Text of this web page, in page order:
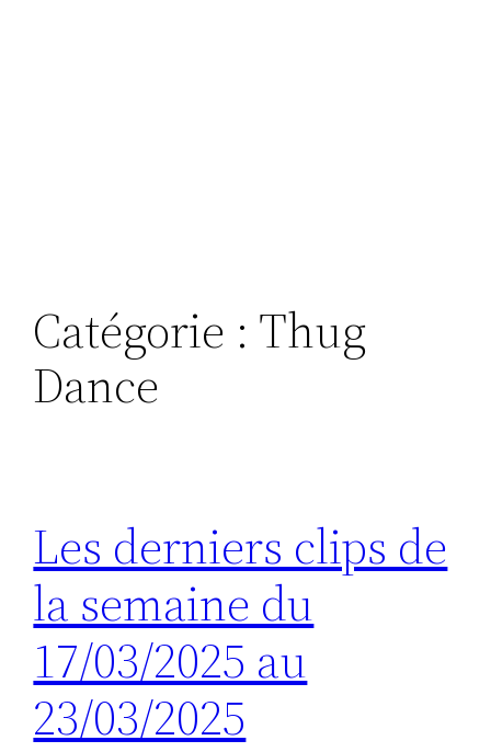
Catégorie : Thug
Dance
Les derniers clips de
la semaine du
17/03/2025 au
23/03/2025